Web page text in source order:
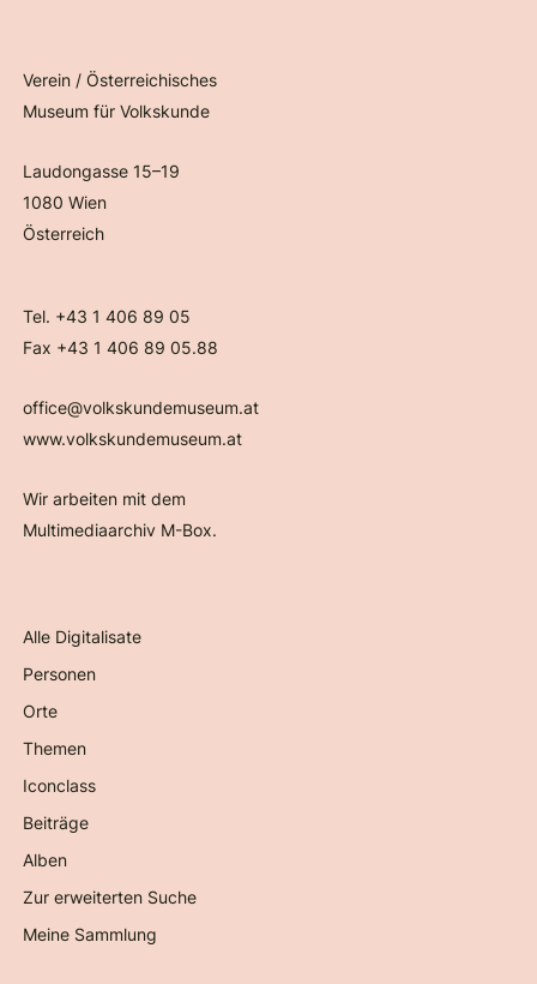
Verein / Österreichisches
Museum für Volkskunde
Laudongasse 15–19
1080 Wien
Österreich
Tel. +43 1 406 89 05
Fax +43 1 406 89 05.88
office@volkskundemuseum.at
www.volkskundemuseum.at
Wir arbeiten mit dem
Multimediaarchiv M-Box.
Alle Digitalisate
Personen
Orte
Themen
Iconclass
Beiträge
Alben
Zur erweiterten Suche
Meine Sammlung